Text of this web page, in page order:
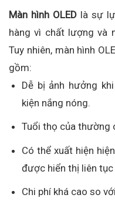
Màn hình OLEDlà sự
hàng vì chất lượng và
Tuy nhiên, màn hình
gồm:
Dễ bị ảnh hưởng
kiện nắng nóng.
Tuổi thọ của thường
Có thể xuất hiện
được hiển thị liên
Chi phí khá cao so